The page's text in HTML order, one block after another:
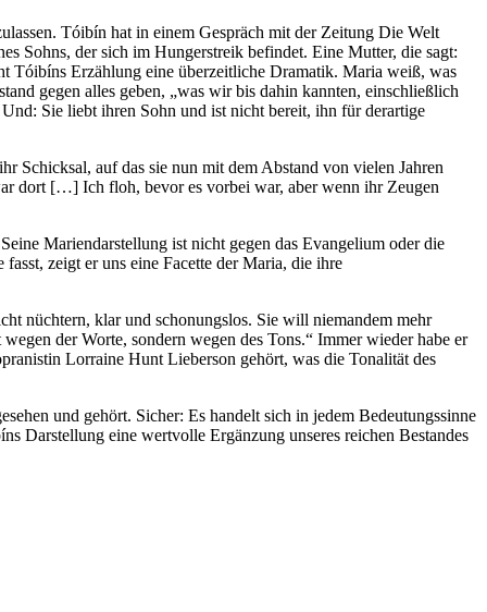
Tóibín hat in einem Gespräch mit der Zeitung Die Welt
Sohns, der sich im Hungerstreik befindet. Eine Mutter, die sagt:
Tóibíns Erzählung eine überzeitliche Dramatik. Maria weiß, was
gegen alles geben, „was wir bis dahin kannten, einschließlich
Sie liebt ihren Sohn und ist nicht bereit, ihn für derartige
Schicksal, auf das sie nun mit dem Abstand von vielen Jahren
dort […] Ich floh, bevor es vorbei war, aber wenn ihr Zeugen
Mariendarstellung ist nicht gegen das Evangelium oder die
zeigt er uns eine Facette der Maria, die ihre
nüchtern, klar und schonungslos. Sie will niemandem mehr
der Worte, sondern wegen des Tons.“ Immer wieder habe er
Lorraine Hunt Lieberson gehört, was die Tonalität des
und gehört. Sicher: Es handelt sich in jedem Bedeutungssinne
Darstellung eine wertvolle Ergänzung unseres reichen Bestandes